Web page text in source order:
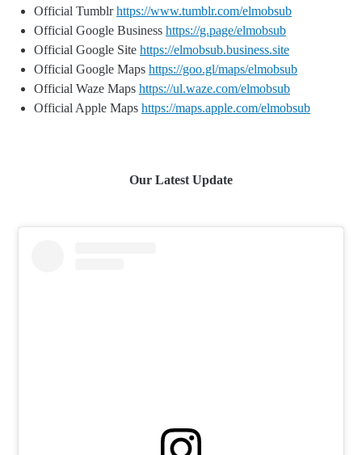
Official Tumblrhttps://www.tumblr.com/elmobsub
Official Google Business https://g.page/elmobsub
Official Google Site https://elmobsub.business.site
Official Google Maps https://goo.gl/maps/elmobsub
Official Waze Maps https://ul.waze.com/elmobsub
Official Apple Maps https://maps.apple.com/elmobsub
Our Latest Update